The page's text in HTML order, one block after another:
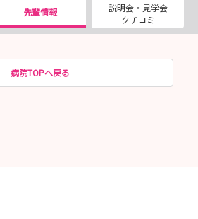
先輩情報
説明会・見学会
クチコミ
病院TOPへ戻る